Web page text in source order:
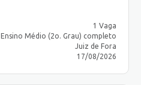
1 Vaga
Ensino Médio (2o. Grau) completo
Juiz de Fora
17/08/2026